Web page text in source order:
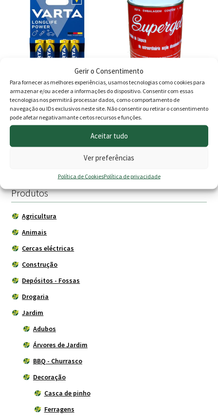
Gerir o Consentimento
Para fornecer as melhores experiências, usamos tecnologias como cookies para
armazenar e/ou aceder a informações do dispositivo. Consentir com essas
tecnologias nos permitirá processar dados, como comportamento de
navegação ou IDs exclusivos neste site. Não consentir ou retirar o consentimento
pode afetar negativamante certos recursos e funções.
Aceitar tudo
Ver preferências
Política de CookiesPolítica de privacidade
77.00 €.
Pilha Alcalina AA Varta (
4un )
2.35€
Adicionar
SuperGel Tira Nódoas 1 kg
9.80€
Adicionar
Produtos
Agricultura
Animais
Cercas eléctricas
Construção
Depósitos - Fossas
Drogaria
Jardim
Adubos
Árvores de Jardim
BBQ - Churrasco
Decoração
Casca de pinho
Ferragens